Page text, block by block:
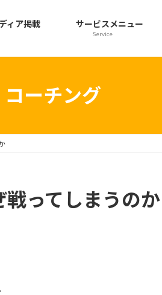
ィア掲載 サービスメニュー
Service
コーチング
ってしまうのか